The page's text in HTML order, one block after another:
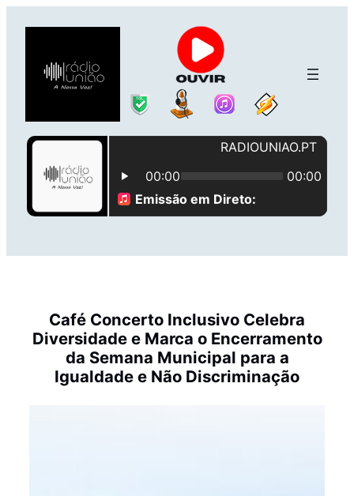
para
conteúdo
Café Concerto Inclusivo Celebra
Diversidade e Marca o Encerramento
da Semana Municipal para a
Igualdade e Não Discriminação